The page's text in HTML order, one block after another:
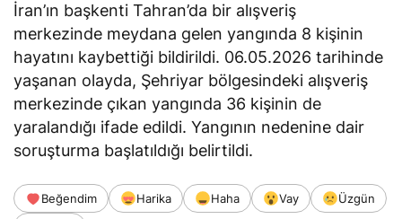
İran’ın başkenti Tahran’da bir alışveriş
merkezinde meydana gelen yangında 8 kişinin
hayatını kaybettiği bildirildi. 06.05.2026 tarihinde
yaşanan olayda, Şehriyar bölgesindeki alışveriş
merkezinde çıkan yangında 36 kişinin de
yaralandığı ifade edildi. Yangının nedenine dair
soruşturma başlatıldığı belirtildi.
Beğendim Harika Haha Vay
Üzgün